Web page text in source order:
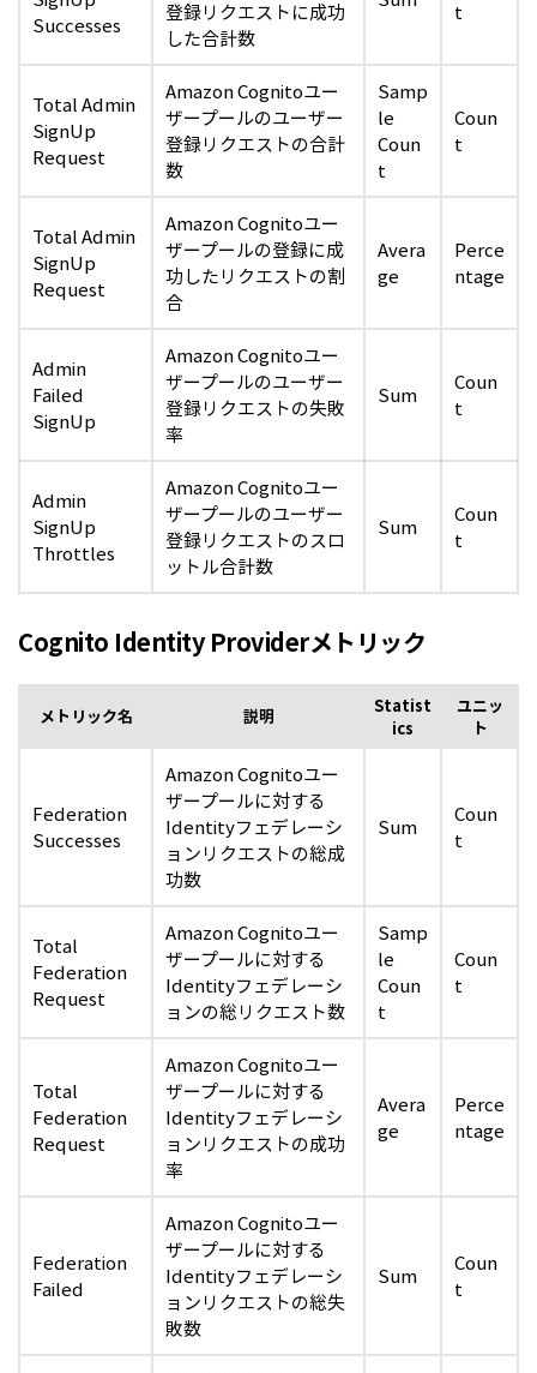
Successes
登録リクエストに成功
した合計数
t
Total Admin
SignUp
Request
Amazon Cognitoユー
ザープールのユーザー
登録リクエストの合計
数
Samp
le
Coun
t
Coun
t
Total Admin
SignUp
Request
Amazon Cognitoユー
ザープールの登録に成
功したリクエストの割
合
Avera
ge
Perce
ntage
Admin
Failed
SignUp
Amazon Cognitoユー
ザープールのユーザー
登録リクエストの失敗
率
Sum
Coun
t
Admin
SignUp
Throttles
Amazon Cognitoユー
ザープールのユーザー
登録リクエストのスロ
ットル合計数
Sum
Coun
t
Cognito Identity Providerメトリック
メトリック名 説明
Statist
ics
ユニッ
ト
Federation
Successes
Amazon Cognitoユー
ザープールに対する
Identityフェデレーシ
ョンリクエストの総成
功数
Sum
Coun
t
Total
Federation
Request
Amazon Cognitoユー
ザープールに対する
Identityフェデレーシ
ョンの総リクエスト数
Samp
le
Coun
t
Coun
t
Total
Federation
Request
Amazon Cognitoユー
ザープールに対する
Identityフェデレーシ
ョンリクエストの成功
率
Avera
ge
Perce
ntage
Federation
Failed
Amazon Cognitoユー
ザープールに対する
Identityフェデレーシ
ョンリクエストの総失
敗数
Sum
Coun
t